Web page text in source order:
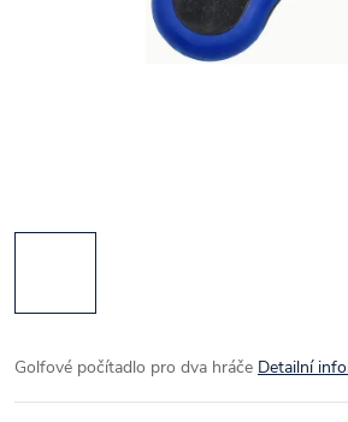
Golfové počítadlo pro dva hráče Detailní